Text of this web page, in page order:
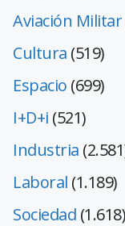
Aviación Militar
Cultura (519)
Espacio (699)
I+D+i (521)
Industria
Laboral (1.189)
Sociedad (1.618)